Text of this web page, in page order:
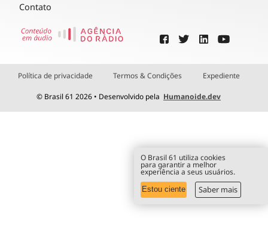
Contato
Política de privacidade Termos & Condições Expediente
© Brasil 61 2026 • Desenvolvido pela Humanoide.dev
O Brasil 61 utiliza cookies
para garantir a melhor
experiência a seus usuários.
Estou ciente Saber mais